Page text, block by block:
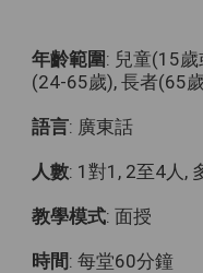
年齡範圍: 兒童(15
(24-65歲), 長者(65
語言: 廣東話
人數: 1對1, 2至4人,
教學模式: 面授
時間: 每堂60分鐘